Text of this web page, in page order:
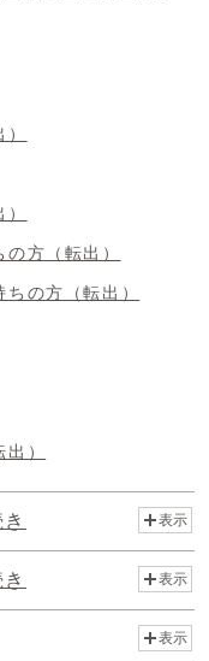
方（転出）
の方（転出）
）
表示
表示
表示